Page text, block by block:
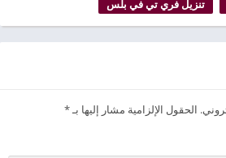
تنزيل فري تي في بلس
الحقول الإلزامية مشار إليها بـ*